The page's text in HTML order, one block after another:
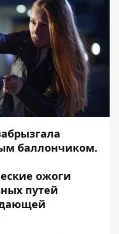
баллончиком.
ожоги
путей